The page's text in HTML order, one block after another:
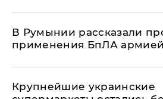
В Румынии рассказали
применения БпЛА
Крупнейшие украинские